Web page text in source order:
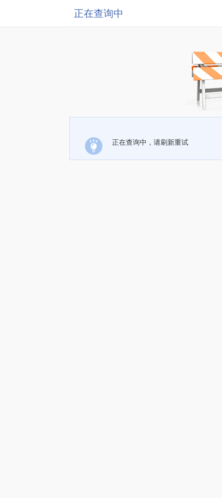
正在查询中
正在查询中，请刷新重试